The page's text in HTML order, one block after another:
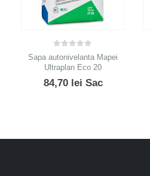
out of 5
Sapa autonivelanta Mapei
Ultraplan Eco 20
84,70 lei Sac